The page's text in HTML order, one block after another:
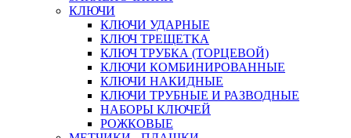
КЛЮЧИ
КЛЮЧИ УДАРНЫЕ
КЛЮЧ ТРЕЩЕТКА
КЛЮЧ ТРУБКА (ТОРЦЕВОЙ)
КЛЮЧИ КОМБИНИРОВАННЫЕ
КЛЮЧИ НАКИДНЫЕ
КЛЮЧИ ТРУБНЫЕ И РАЗВОДНЫЕ
НАБОРЫ КЛЮЧЕЙ
РОЖКОВЫЕ